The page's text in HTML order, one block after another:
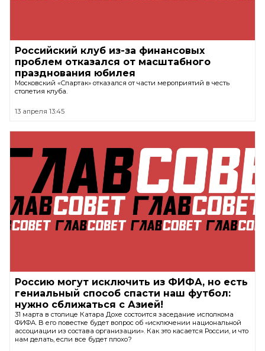
Российский клуб из-за финансовых
проблем отказался от масштабного
празднования юбилея
Московский «Спартак» отказался от части мероприятий в честь
столетия клуба.
13 апреля 13:45
Россию могут исключить из ФИФА, но есть
гениальный способ спасти наш футбол:
нужно сближаться с Азией!
31 марта в столице Катара Дохе состоится заседание исполкома
ФИФА. В его повестке будет вопрос об «исключении национальной
ассоциации из состава организации». Как это касается России, и что
нам делать, если все будет плохо?